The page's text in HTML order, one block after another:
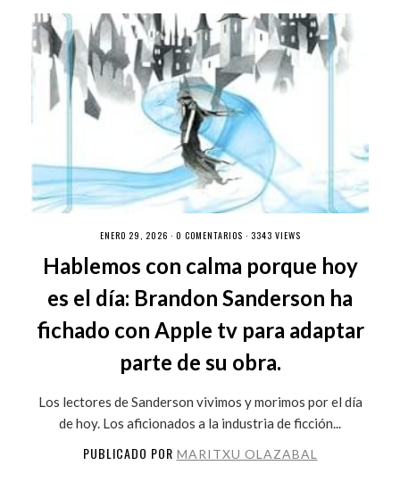
ENERO 29, 2026 · 0 COMENTARIOS · 3343 VIEWS
Hablemos con calma porque hoy
es el día: Brandon Sanderson ha
fichado con Apple tv para adaptar
parte de su obra.
Los lectores de Sanderson vivimos y morimos por el día
de hoy. Los aficionados a la industria de ficción...
PUBLICADO POR MARITXU OLAZABAL